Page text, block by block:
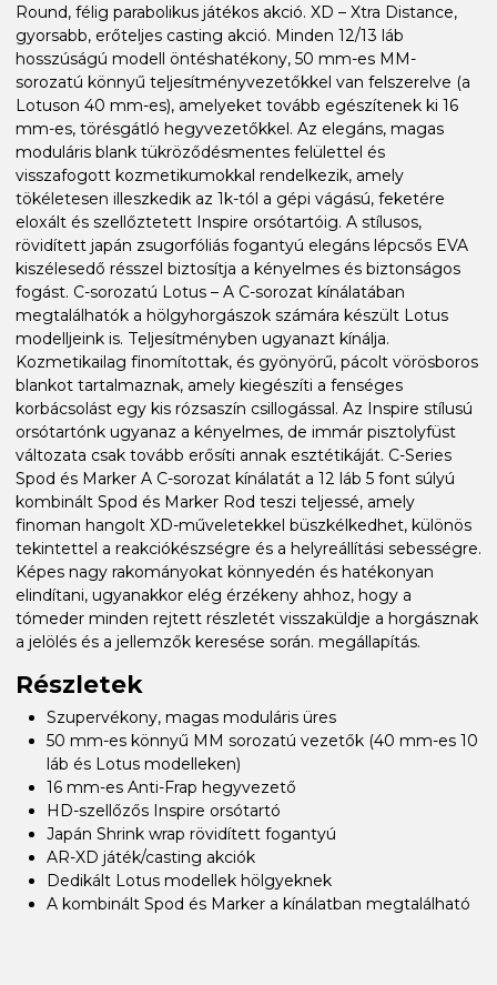
Round, félig parabolikus játékos akció. XD – Xtra Distance,
gyorsabb, erőteljes casting akció. Minden 12/13 láb
hosszúságú modell öntéshatékony, 50 mm-es MM-
sorozatú könnyű teljesítményvezetőkkel van felszerelve (a
Lotuson 40 mm-es), amelyeket tovább egészítenek ki 16
mm-es, törésgátló hegyvezetőkkel. Az elegáns, magas
moduláris blank tükröződésmentes felülettel és
visszafogott kozmetikumokkal rendelkezik, amely
tökéletesen illeszkedik az 1k-tól a gépi vágású, feketére
eloxált és szellőztetett Inspire orsótartóig. A stílusos,
rövidített japán zsugorfóliás fogantyú elegáns lépcsős EVA
kiszélesedő résszel biztosítja a kényelmes és biztonságos
fogást. C-sorozatú Lotus – A C-sorozat kínálatában
megtalálhatók a hölgyhorgászok számára készült Lotus
modelljeink is. Teljesítményben ugyanazt kínálja.
Kozmetikailag finomítottak, és gyönyörű, pácolt vörösboros
blankot tartalmaznak, amely kiegészíti a fenséges
korbácsolást egy kis rózsaszín csillogással. Az Inspire stílusú
orsótartónk ugyanaz a kényelmes, de immár pisztolyfüst
változata csak tovább erősíti annak esztétikáját. C-Series
Spod és Marker A C-sorozat kínálatát a 12 láb 5 font súlyú
kombinált Spod és Marker Rod teszi teljessé, amely
finoman hangolt XD-műveletekkel büszkélkedhet, különös
tekintettel a reakciókészségre és a helyreállítási sebességre.
Képes nagy rakományokat könnyedén és hatékonyan
elindítani, ugyanakkor elég érzékeny ahhoz, hogy a
tómeder minden rejtett részletét visszaküldje a horgásznak
a jelölés és a jellemzők keresése során. megállapítás.
Részletek
Szupervékony, magas moduláris üres
50 mm-es könnyű MM sorozatú vezetők (40 mm-es 10
láb és Lotus modelleken)
16 mm-es Anti-Frap hegyvezető
HD-szellőzős Inspire orsótartó
Japán Shrink wrap rövidített fogantyú
AR-XD játék/casting akciók
Dedikált Lotus modellek hölgyeknek
A kombinált Spod és Marker a kínálatban megtalálható